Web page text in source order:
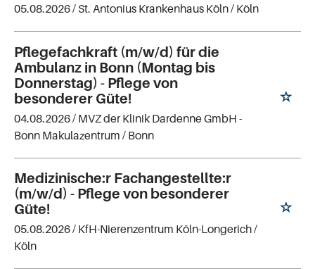
05.08.2026 / St. Antonius Krankenhaus Köln/ Köln
Pflegefachkraft (m/w/d) für die
Ambulanz in Bonn (Montag bis
Donnerstag) - Pflege von
besonderer Güte!
04.08.2026 / MVZ der Klinik Dardenne GmbH -
Bonn Makulazentrum / Bonn
Medizinische:r Fachangestellte:r
(m/w/d) - Pflege von besonderer
Güte!
05.08.2026 / KfH-Nierenzentrum Köln-Longerich/
Köln